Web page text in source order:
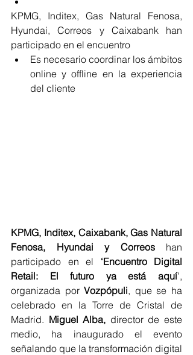
KPMG, Inditex, Gas Natural Fenosa,
Hyundai, Correos y Caixabank han
participado en el encuentro
Es necesario coordinar los ámbitos
online y offline en la experiencia
del cliente
KPMG, Inditex, Caixabank, Gas Natural
Fenosa, Hyundai y Correos han
participado en el ‘Encuentro Digital
Retail: El futuro ya está aquí’,
organizada por Vozpópuli, que se ha
celebrado en la Torre de Cristal de
Madrid. Miguel Alba, director de este
medio, ha inaugurado el evento
señalando que la transformación digital